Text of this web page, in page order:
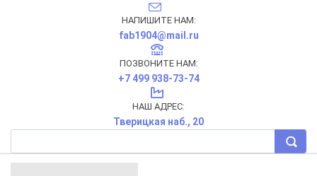
НАПИШИТЕ НАМ:
fab1904@mail.ru
ПОЗВОНИТЕ НАМ:
+7 499 938-73-74
НАШ АДРЕС:
Тверицкая наб., 20